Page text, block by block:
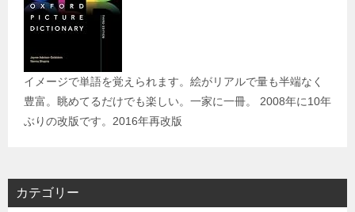
イメージで単語を覚えられます。絵がリアルで量も半端なく
豊富。眺めてるだけでも楽しい。一家に一冊。 2008年に10年
ぶりの改版です。2016年再改版
カテゴリー